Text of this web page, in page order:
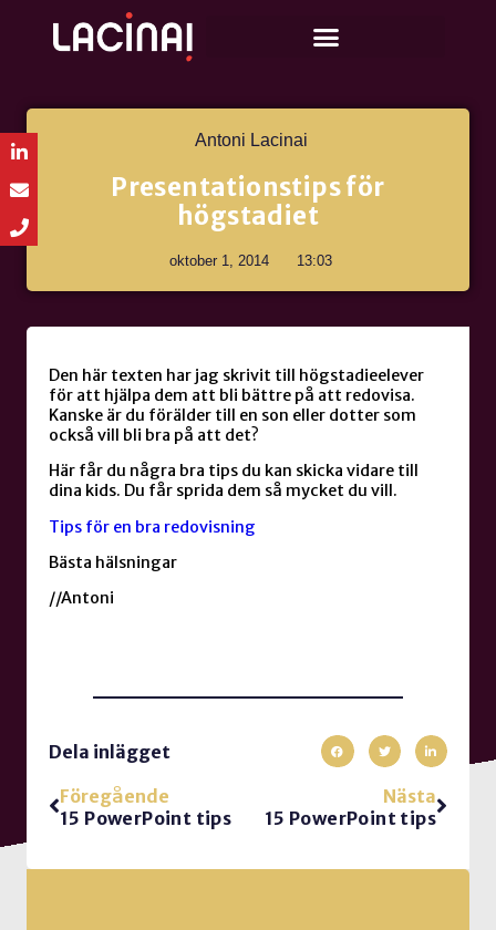
Antoni Lacinai
Presentationstips för
högstadiet
oktober 1, 2014 13:03
Den här texten har jag skrivit till högstadieelever
för att hjälpa dem att bli bättre på att redovisa.
Kanske är du förälder till en son eller dotter som
också vill bli bra på att det?
Här får du några bra tips du kan skicka vidare till
dina kids. Du får sprida dem så mycket du vill.
Tips för en bra redovisning
Bästa hälsningar
//Antoni
Dela inlägget
Föregående
15 PowerPoint tips
Nästa
15 PowerPoint tips